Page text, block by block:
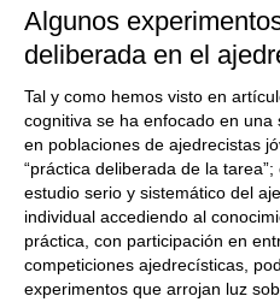
Algunos
deliberada en el
Tal y como hemos visto en
cognitiva se ha enfocado en
en poblaciones de ajedrecistas
“práctica deliberada de la
estudio serio y sistemático del
individual accediendo al
práctica, con participación en
competiciones ajedrecísticas,
experimentos que arrojan luz